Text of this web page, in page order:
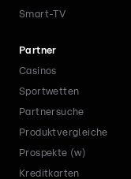
Smart-TV
Partner
Casinos
Sportwetten
Partnersuche
Produktvergleiche
Prospekte (w)
Kreditkarten